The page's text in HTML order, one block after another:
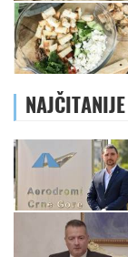
NAJČITANIJE